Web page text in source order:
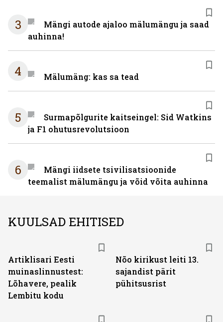
3
Mängi autode ajaloo mälumängu ja saad
auhinna!
4 Mälumäng: kas sa tead
5
Surmapõlgurite kaitseingel: Sid Watkins
ja F1 ohutusrevolutsioon
6
Mängi iidsete tsivilisatsioonide
teemalist mälumängu ja võid võita auhinna
KUULSAD EHITISED
Artiklisari Eesti
muinaslinnustest:
Lõhavere, pealik
Lembitu kodu
Nõo kirikust leiti 13.
sajandist pärit
pühitsusrist